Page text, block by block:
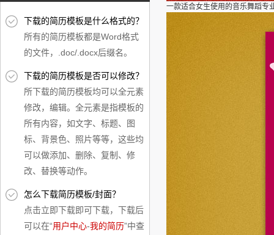
下载的简历模板是什么格式的？
所有的简历模板都是Word格式
的文件，.doc/.docx后缀名。
下载的简历模板是否可以修改？
所下载的简历模板均可以全元素
修改，编辑。全元素是指模板的
所有内容，如文字、标题、图
标、背景色、照片等等，这些均
可以做添加、删除、复制、修
改、替换等动作。
怎么下载简历模板/封面？
点击立即下载即可下载，下载后
可以在“用户中心-我的简历”中查
一款适合女生使用的音乐舞蹈专